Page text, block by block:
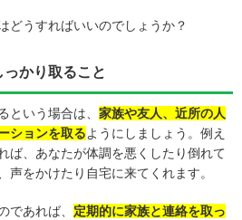
どうすればいいのでしょうか？
かり取ること
という場合は、 家族や友人、近所の人
ションを取るようにしましょう。例え
ば、あなたが体調を悪くしたり倒れて
声をかけたり自宅に来てくれます。
であれば、 定期的に家族と連絡を取っ